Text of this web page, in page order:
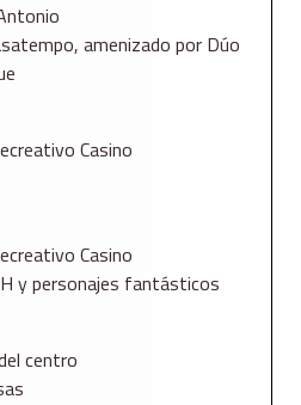
amenizado por Dúo
Casino
Casino
y personajes fantásticos
centro